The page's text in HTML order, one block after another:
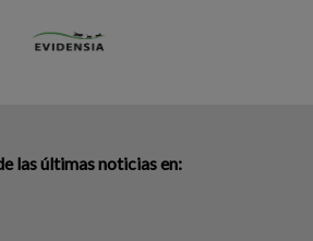
las últimas noticias en: